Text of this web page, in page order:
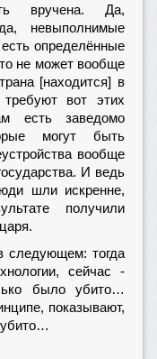
вручена. Да,
невыполнимые
определённые
не может вообще
[находится] в
вот этих
есть заведомо
могут быть
вообще
И ведь
шли искренне,
получили
следующем: тогда
сейчас -
было убито…
показывают,